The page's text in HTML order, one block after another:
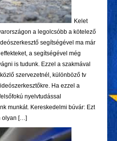
Kelet
a legolcsóbb a kötelező
segítségével ma már
a segítségével még
is tudunk. Ezzel a szakmával
szervezetnél, különböző tv
Ha ezzel a
nyelvtudással
munkát. Kereskedelmi búvár: Ezt
olyan […]